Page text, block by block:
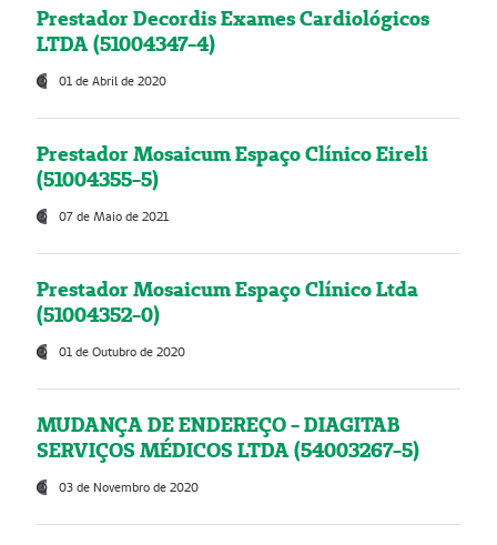
Prestador Decordis Exames Cardiológicos
LTDA (51004347-4)
01 de Abril de 2020
Prestador Mosaicum Espaço Clínico Eireli
(51004355-5)
07 de Maio de 2021
Prestador Mosaicum Espaço Clínico Ltda
(51004352-0)
01 de Outubro de 2020
MUDANÇA DE ENDEREÇO - DIAGITAB
SERVIÇOS MÉDICOS LTDA (54003267-5)
03 de Novembro de 2020